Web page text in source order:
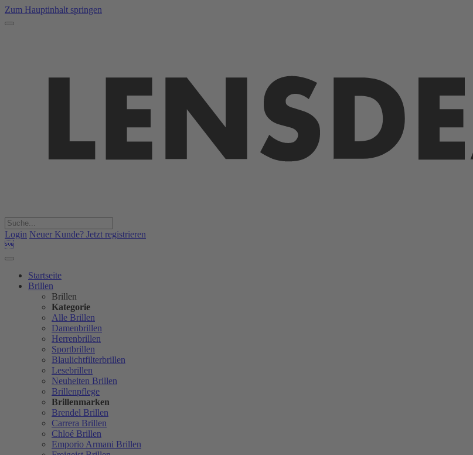
Zum Hauptinhalt springen
Login Neuer Kunde? Jetzt registrieren

Startseite
Brillen
Brillen
Kategorie
Alle Brillen
Damenbrillen
Herrenbrillen
Sportbrillen
Blaulichtfilterbrillen
Lesebrillen
Neuheiten Brillen
Brillenpflege
Brillenmarken
Brendel Brillen
Carrera Brillen
Chloé Brillen
Emporio Armani Brillen